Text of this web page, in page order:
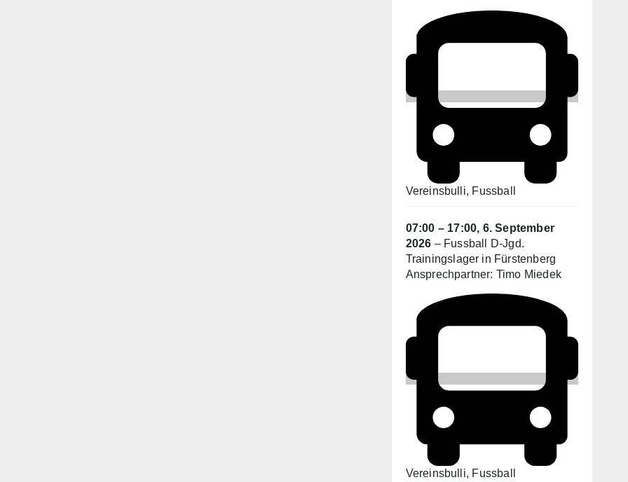
Vereinsbulli, Fussball
07:00 – 17:00, 6. September
2026 – Fussball D-Jgd.
Trainingslager in Fürstenberg
Ansprechpartner: Timo Miedek
Vereinsbulli, Fussball